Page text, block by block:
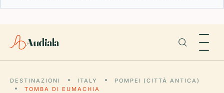
Audiala
DESTINAZIONI ITALY
POMPEI (CITTÀ ANTICA)
TOMBA DI EUMACHIA